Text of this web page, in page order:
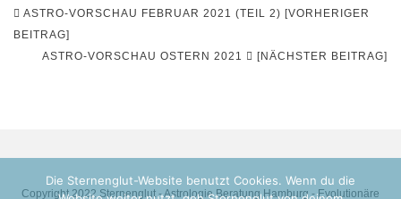
Beitragsnavigation
ASTRO-VORSCHAU FEBRUAR 2021 (TEIL 2) [VORHERIGER
BEITRAG]
ASTRO-VORSCHAU OSTERN 2021
[NÄCHSTER BEITRAG]
Copyright 2022 Sternenglut - Astrologie Beratung Hamburg - Evolutionäre
Die Sternenglut-Website benutzt Cookies. Wenn du die